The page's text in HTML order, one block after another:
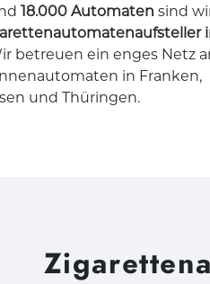
18.000 Automaten sind
betreuen ein enges Netz
in Franken,
und Thüringen.